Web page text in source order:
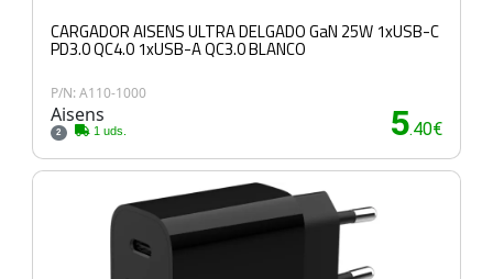
CARGADOR AISENS ULTRA DELGADO GaN 25W 1xUSB-C
PD3.0 QC4.0 1xUSB-A QC3.0 BLANCO
P/N: A110-1000
Aisens
2 1 uds. 5.40€